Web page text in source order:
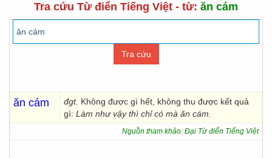
Tra cứu Từ điển Tiếng Việt - từ: ăn cám
ăn cám đgt. Không được gì hết, không thu được kết quả
gì: Làm như vậy thì chỉ có mà ăn cám.
Nguồn tham khảo: Đại Từ điển Tiếng Việt